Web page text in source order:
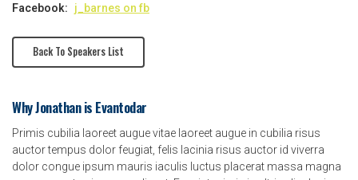
Facebook:
j_barnes on fb
Back To Speakers List
Why Jonathan is Evantodar
Primis cubilia laoreet augue vitae laoreet augue in cubilia risus
auctor tempus dolor feugiat, felis lacinia risus auctor id viverra
dolor congue ipsum mauris iaculis luctus placerat massa magna